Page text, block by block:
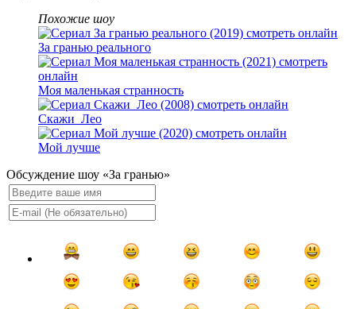
Похожие шоу
За гранью реального
Моя маленькая странность
Скажи_Лео
Мой лучше
Обсуждение шоу «За гранью»